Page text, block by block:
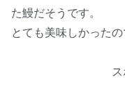
た鰻だそうです。
とても美味しかった